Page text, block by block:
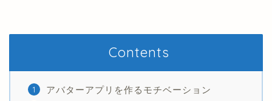
Contents
アバターアプリを作るモチベーション